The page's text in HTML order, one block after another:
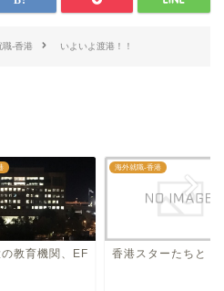
職-香港 いよいよ渡港！！
教育機関、EF
海外就職-香港
香港スターたちと